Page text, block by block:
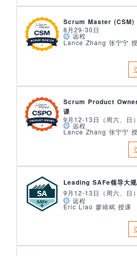
Scrum Master (CSM)
8月29-30日
远程
Lance Zhang 张宁宁
Scrum Product Owner
课
9月12-13日（周六、日）
远程
Lance Zhang 张宁宁
Leading SAFe领导大
9月12-13日（周六、日）
远程
Eric Liao 廖靖斌 授课